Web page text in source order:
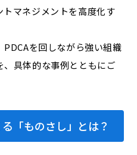
マネジメントを高度化す
を回しながら強い組織
具体的な事例とともにご
「ものさし」とは？